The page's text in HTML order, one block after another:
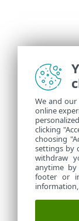
We and
online
clicking
choosing
settings by
withdraw
anytime
footer or